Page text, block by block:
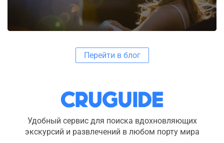
Перейти в блог
Удобный сервис для поиска вдохновляющих
экскурсий и развлечений в любом порту мира